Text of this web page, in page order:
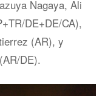
Nagaya, Ali
DE+DE/CA),
(AR), y
DE).